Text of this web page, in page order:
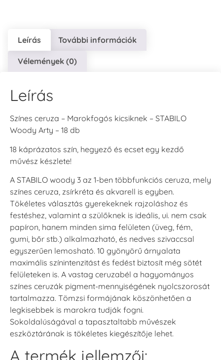
Leírás További információk
Vélemények (0)
Leírás
Színes ceruza – Marokfogós kicsiknek – STABILO
Woody Arty – 18 db
18 káprázatos szín, hegyező és ecset egy kezdő
művész készlete!
A STABILO woody 3 az 1-ben többfunkciós ceruza, mely
színes ceruza, zsírkréta és akvarell is egyben.
Tökéletes választás gyerekeknek rajzoláshoz és
festéshez, valamint a szülőknek is ideális, ui. nem csak
papíron, hanem minden sima felületen (üveg, fém,
gumi, bőr stb.) alkalmazható, és nedves szivaccsal
egyszerűen lemosható. 10 gyönyörű árnyalata
maximális színintenzitást és fedést biztosít még sötét
felületeken is. A vastag ceruzabél a hagyományos
színes ceruzák pigment-mennyiségének nyolcszorosát
tartalmazza. Tömzsi formájának köszönhetően a
legkisebbek is marokra tudják fogni.
Sokoldalúságával a tapasztaltabb művészek
eszköztárának is tökéletes kiegészítője lehet.
A termék jellemzői: